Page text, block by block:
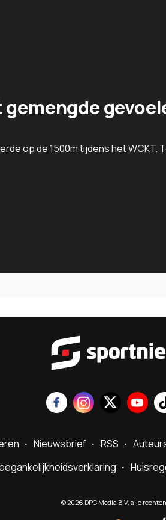
op de 1500m tijdens het WCKT.
Nieuwsbrief RSS
©2026 DPG Media B.V. alle